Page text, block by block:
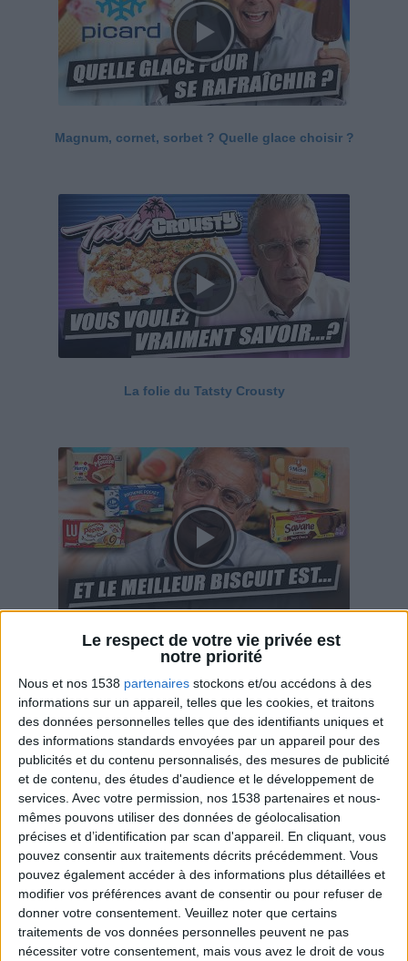
Le respect de votre vie privée est
notre priorité
Nous et nos 1538 partenaires stockons et/ou accédons à des
informations sur un appareil, telles que les cookies, et traitons
des données personnelles telles que des identifiants uniques et
des informations standards envoyées par un appareil pour des
publicités et du contenu personnalisés, des mesures de publicité
et de contenu, des études d'audience et le développement de
services. Avec votre permission, nos 1538 partenaires et nous-
mêmes pouvons utiliser des données de géolocalisation
précises et d’identification par scan d'appareil. En cliquant, vous
pouvez consentir aux traitements décrits précédemment. Vous
pouvez également accéder à des informations plus détaillées et
modifier vos préférences avant de consentir ou pour refuser de
donner votre consentement. Veuillez noter que certains
traitements de vos données personnelles peuvent ne pas
nécessiter votre consentement, mais vous avez le droit de vous
Magnum, cornet, sorbet ? Quelle glace choisir ?
La folie du Tatsty Crousty
Savane, LU, Pepito, Harrys... Que valent vraiment
ces gâteaux ?
Webinaires en direct Voir tout